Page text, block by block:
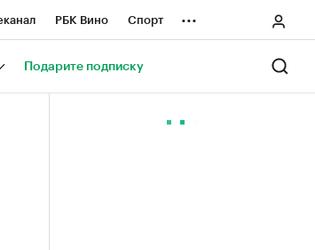
РБК Вино Спорт
Город
...
Подарите подписку